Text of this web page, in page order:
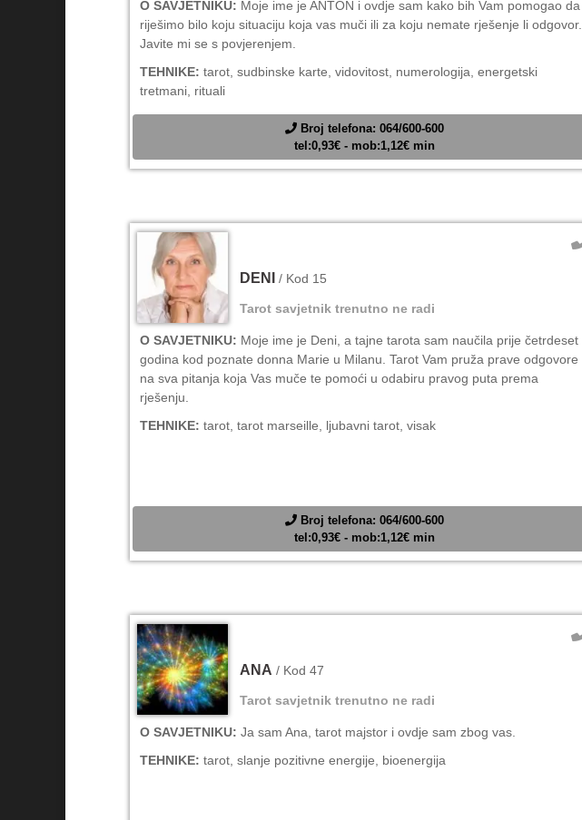
O SAVJETNIKU: Moje ime je ANTON i ovdje sam kako bih Vam pomogao da
riješimo bilo koju situaciju koja vas muči ili za koju nemate rješenje li odgovor.
Javite mi se s povjerenjem.
TEHNIKE: tarot, sudbinske karte, vidovitost, numerologija, energetski
tretmani, rituali
Broj telefona: 064/600-600
tel:0,93€ - mob:1,12€ min
DENI / Kod 15
Tarot savjetnik trenutno ne radi
O SAVJETNIKU: Moje ime je Deni, a tajne tarota sam naučila prije četrdeset
godina kod poznate donna Marie u Milanu. Tarot Vam pruža prave odgovore
na sva pitanja koja Vas muče te pomoći u odabiru pravog puta prema
rješenju.
TEHNIKE: tarot, tarot marseille, ljubavni tarot, visak
Broj telefona: 064/600-600
tel:0,93€ - mob:1,12€ min
ANA / Kod 47
Tarot savjetnik trenutno ne radi
O SAVJETNIKU: Ja sam Ana, tarot majstor i ovdje sam zbog vas.
TEHNIKE: tarot, slanje pozitivne energije, bioenergija